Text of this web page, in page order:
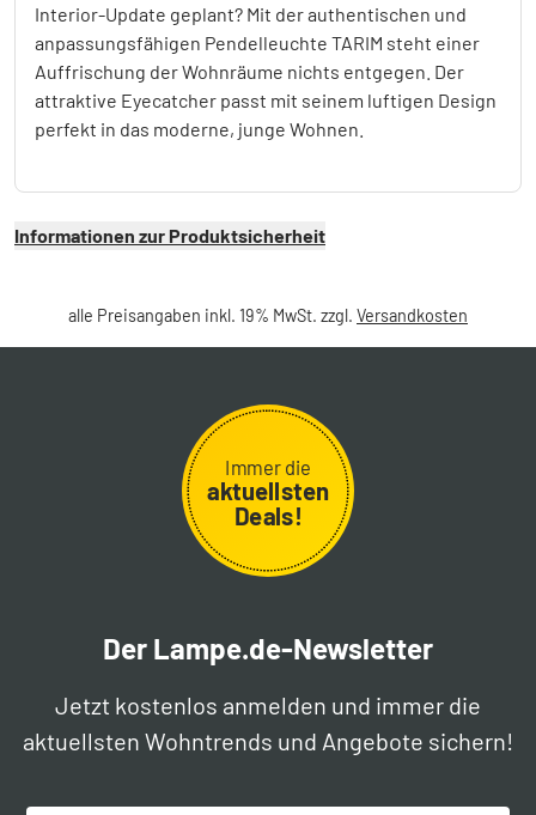
Interior-Update geplant? Mit der authentischen und
anpassungsfähigen Pendelleuchte TARIM steht einer
Auffrischung der Wohnräume nichts entgegen. Der
attraktive Eyecatcher passt mit seinem luftigen Design
perfekt in das moderne, junge Wohnen.
Informationen zur Produktsicherheit
alle Preisangaben inkl. 19% MwSt. zzgl. Versandkosten
Immer die
aktuellsten
Deals!
Der Lampe.de-Newsletter
Jetzt kostenlos anmelden und immer die
aktuellsten Wohntrends und Angebote sichern!